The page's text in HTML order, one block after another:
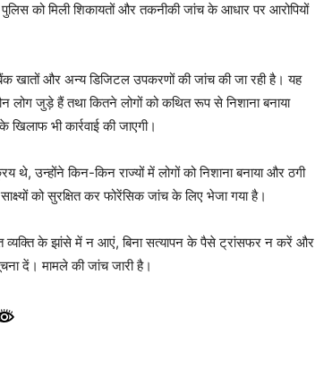
को मिली शिकायतों और तकनीकी जांच के आधार पर आरोपियों
खातों और अन्य डिजिटल उपकरणों की जांच की जा रही है। यह
लोग जुड़े हैं तथा कितने लोगों को कथित रूप से निशाना बनाया
भी कार्रवाई की जाएगी।
थे, उन्होंने किन-किन राज्यों में लोगों को निशाना बनाया और ठगी
को सुरक्षित कर फोरेंसिक जांच के लिए भेजा गया है।
व्यक्ति के झांसे में न आएं, बिना सत्यापन के पैसे ट्रांसफर न करें और
दें। मामले की जांच जारी है।